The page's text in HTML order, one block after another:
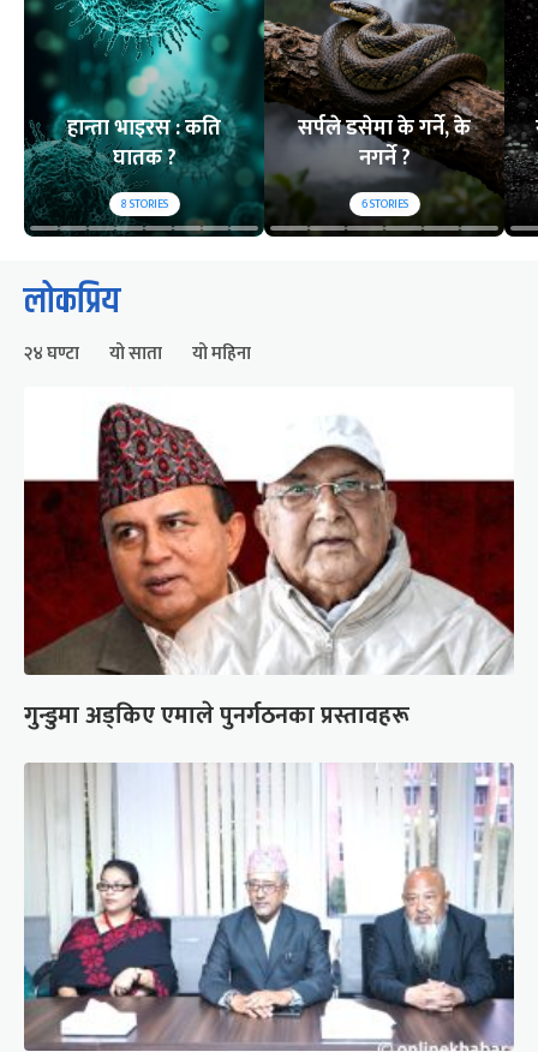
हान्ता भाइरस : कति
घातक ?
8STORIES
सर्पले डसेमा के गर्ने, के
नगर्ने ?
6STORIES
लोकप्रिय
२४ घण्टा यो साता यो महिना
गुन्डुमा अड्किए एमाले पुनर्गठनका प्रस्तावहरू